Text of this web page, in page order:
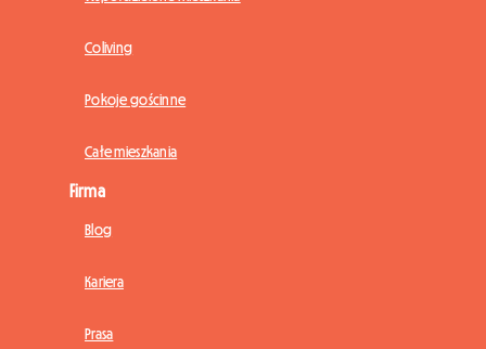
Coliving
Pokoje gościnne
Całe mieszkania
Firma
Blog
Kariera
Prasa